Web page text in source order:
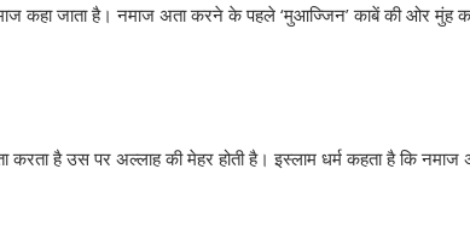
कहा जाता है। नमाज अता करने के पहले ‘मुआज्जिन’ काबें की ओर मुंह
है उस पर अल्‍लाह की मेहर होती है। इस्‍लाम धर्म कहता है कि नमाज